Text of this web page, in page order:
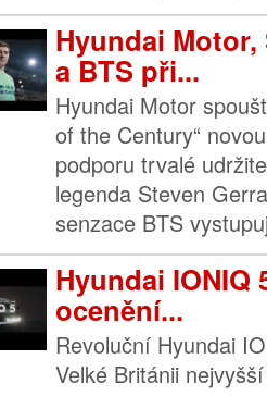
Hyundai
a BTS při...
Hyundai Motor
of the Century“
podporu trvalé
legenda Steven
senzace BTS
Hyundai IONIQ
ocenění...
Revoluční Hyundai
Velké Británii